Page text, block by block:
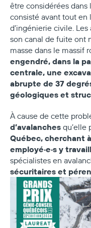
être considérées dans
consisté avant tout en
d’ingénierie civile.
son canal de fuite ont
masse dans le massif
engendré, dans la
centrale, une
abrupte de 37
géologiques et
À cause de cette
d’avalanches qu’elle
Québec, cherchant
employé·e·s y
spécialistes en
sécuritaires et